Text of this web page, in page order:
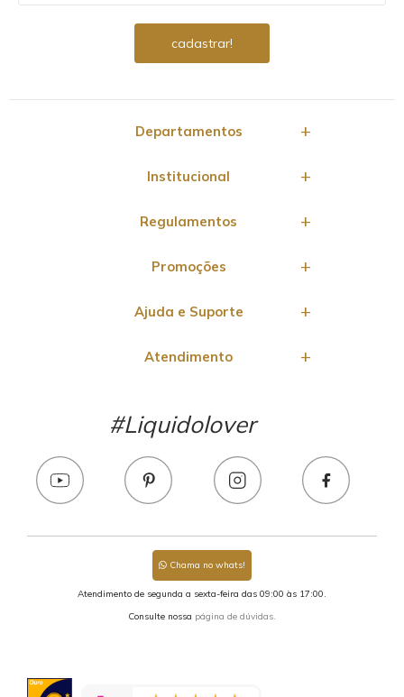
Departamentos
Institucional
Regulamentos
Promoções
Ajuda e Suporte
Atendimento
#Liquidolover
Chama no whats!
Atendimento de segunda a sexta-feira das 09:00 às 17:00.
Consulte nossa página de dúvidas.